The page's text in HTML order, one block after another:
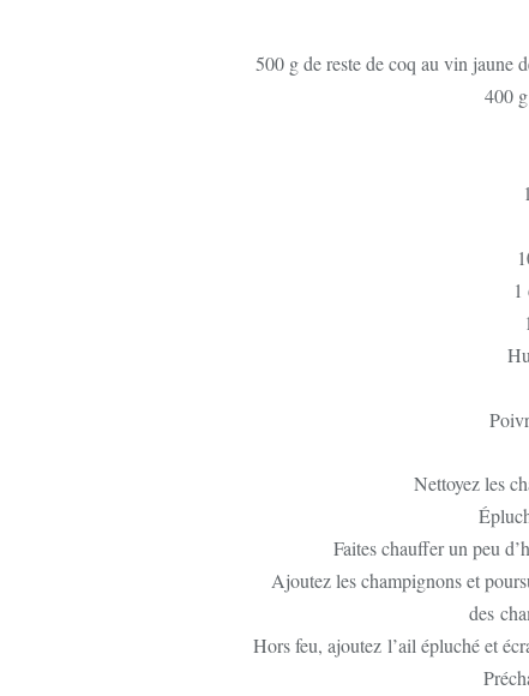
500 g de reste de coq au vin jaune
400
Nettoyez les
Faites chauffer un peu
Ajoutez les champignons et
des
Hors feu, ajoutez l’ail épluché et